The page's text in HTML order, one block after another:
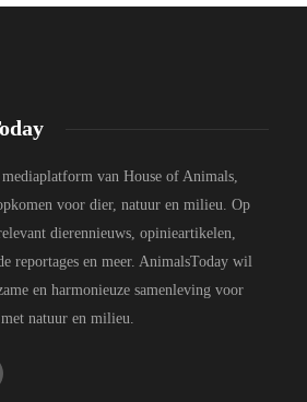
van House of Animals,
voor dier, natuur en milieu. Op
dierennieuws, opinieartikelen,
reportages en meer. AnimalsToday wil
en harmonieuze samenleving voor
natuur en milieu.